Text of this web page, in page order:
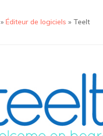
»Éditeur de logiciels » Teelt